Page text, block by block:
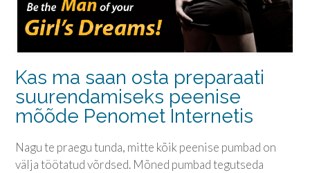
Kas ma saan osta preparaati
suurendamiseks peenise
mõõde Penomet Internetis
Nagu te praegu tunda, mitte kõik peenise pumbad on
välja töötatud võrdsed. Mõned pumbad tegutseda